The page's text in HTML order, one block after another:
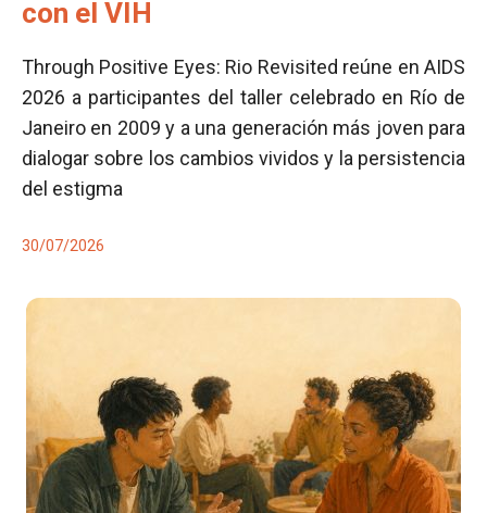
con el VIH
Through Positive Eyes: Rio Revisited reúne en AIDS
2026 a participantes del taller celebrado en Río de
Janeiro en 2009 y a una generación más joven para
dialogar sobre los cambios vividos y la persistencia
del estigma
30/07/2026